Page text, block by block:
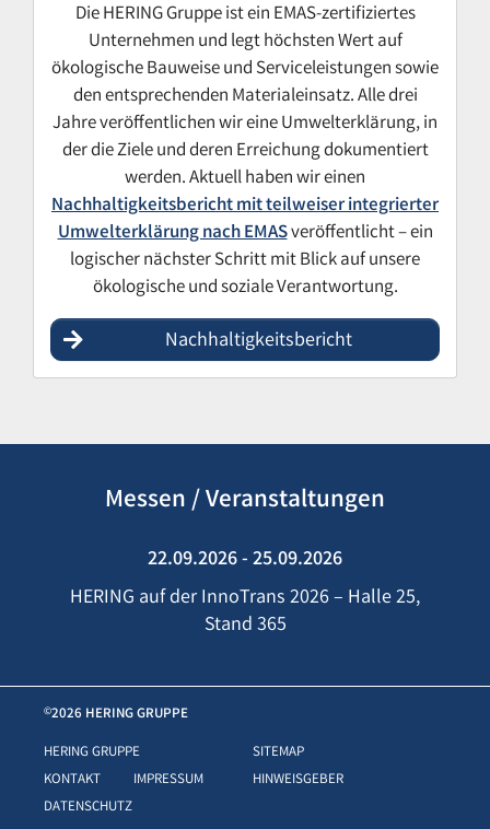
Die HERING Gruppe ist ein EMAS-zertifiziertes
Unternehmen und legt höchsten Wert auf
ökologische Bauweise und Serviceleistungen sowie
den entsprechenden Materialeinsatz. Alle drei
Jahre veröffentlichen wir eine Umwelterklärung, in
der die Ziele und deren Erreichung dokumentiert
werden. Aktuell haben wir einen
Nachhaltigkeitsbericht mit teilweiser integrierter
Umwelterklärung nach EMASveröffentlicht – ein
logischer nächster Schritt mit Blick auf unsere
ökologische und soziale Verantwortung.
Nachhaltigkeitsbericht
Messen / Veranstaltungen
22.09.2026 - 25.09.2026
HERING auf der InnoTrans 2026 – Halle 25,
Stand 365
©2026 HERING GRUPPE
HERING GRUPPE
KONTAKT
IMPRESSUM
DATENSCHUTZ
SITEMAP
HINWEISGEBER